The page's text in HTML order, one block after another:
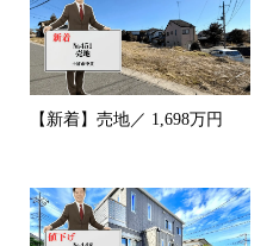
【新着】売地／ 1,698万円